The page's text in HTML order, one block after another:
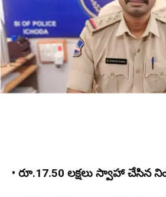
• రూ.17.50 లక్షలు స్వాహా చేసిన